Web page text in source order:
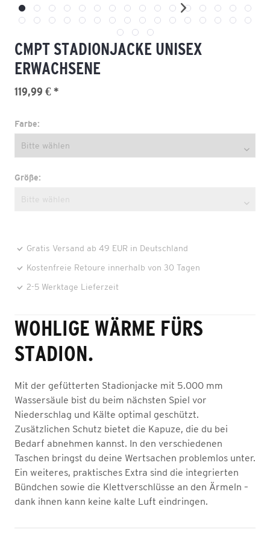
CMPT STADIONJACKE UNISEX
ERWACHSENE
119,99 € *
Farbe:
Größe:
Gratis Versand ab 49 EUR in Deutschland
Kostenfreie Retoure innerhalb von 30 Tagen
2-5 Werktage Lieferzeit
WOHLIGE WÄRME FÜRS
STADION.
Mit der gefütterten Stadionjacke mit 5.000 mm
Wassersäule bist du beim nächsten Spiel vor
Niederschlag und Kälte optimal geschützt.
Zusätzlichen Schutz bietet die Kapuze, die du bei
Bedarf abnehmen kannst. In den verschiedenen
Taschen bringst du deine Wertsachen problemlos unter.
Ein weiteres, praktisches Extra sind die integrierten
Bündchen sowie die Klettverschlüsse an den Ärmeln –
dank ihnen kann keine kalte Luft eindringen.